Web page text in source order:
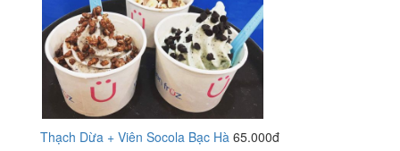
Thạch Dừa + Viên Socola Bạc Hà 65.000đ